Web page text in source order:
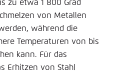
zu etwa 1 800 Grad
von Metallen
während die
Temperaturen von bis
kann. Für das
Erhitzen von Stahl